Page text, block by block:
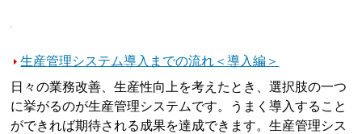
生産管理システム導入までの流れ＜導入編＞
日々の業務改善、生産性向上を考えたとき、選択肢の一つ
に挙がるのが生産管理システムです。うまく導入すること
ができれば期待される成果を達成できます。生産管理シス